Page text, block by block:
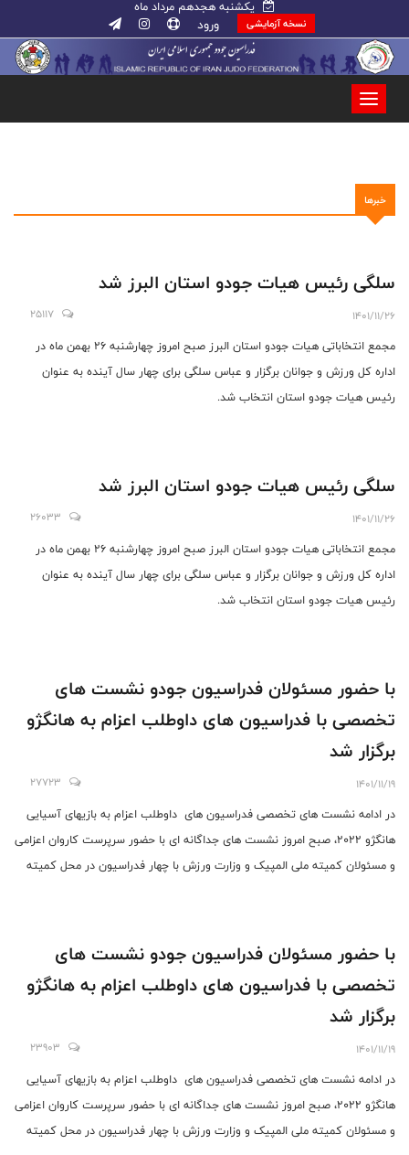
یکشنبه هجدهم مرداد ماه
نسخه آزمایشی ورود
خبرها
سلگی رئیس هیات جودو استان البرز شد
1401/11/26
25117
مجمع انتخاباتی هیات جودو استان البرز صبح امروز چهارشنبه ۲۶ بهمن ماه در
اداره کل‌ ورزش و جوانان برگزار و عباس سلگی برای چهار سال آینده به عنوان
رئیس هیات جودو استان انتخاب شد.
سلگی رئیس هیات جودو استان البرز شد
1401/11/26
26033
مجمع انتخاباتی هیات جودو استان البرز صبح امروز چهارشنبه ۲۶ بهمن ماه در
اداره کل‌ ورزش و جوانان برگزار و عباس سلگی برای چهار سال آینده به عنوان
رئیس هیات جودو استان انتخاب شد.
با حضور مسئولان فدراسیون جودو نشست های
تخصصی با فدراسیون های داوطلب اعزام به هانگژو
برگزار شد
1401/11/19
27723
در ادامه نشست های تخصصی فدراسیون های داوطلب اعزام به بازیهای آسیایی
هانگژو 2022، صبح امروز نشست های جداگانه ای با حضور سرپرست کاروان اعزامی
و مسئولان کمیته ملی المپیک و وزارت ورزش با چهار فدراسیون در محل کمیته
با حضور مسئولان فدراسیون جودو نشست های
تخصصی با فدراسیون های داوطلب اعزام به هانگژو
برگزار شد
1401/11/19
23903
در ادامه نشست های تخصصی فدراسیون های داوطلب اعزام به بازیهای آسیایی
هانگژو 2022، صبح امروز نشست های جداگانه ای با حضور سرپرست کاروان اعزامی
و مسئولان کمیته ملی المپیک و وزارت ورزش با چهار فدراسیون در محل کمیته